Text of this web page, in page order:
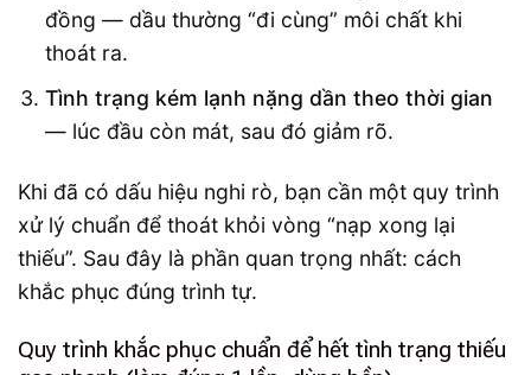
đồng — dầu thường “đi cùng” môi chất khi
thoát ra.
Tình trạng kém lạnh nặng dần theo thời gian
— lúc đầu còn mát, sau đó giảm rõ.
Khi đã có dấu hiệu nghi rò, bạn cần một quy trình
xử lý chuẩn để thoát khỏi vòng “nạp xong lại
thiếu”. Sau đây là phần quan trọng nhất: cách
khắc phục đúng trình tự.
Quy trình khắc phục chuẩn để hết tình trạng thiếu